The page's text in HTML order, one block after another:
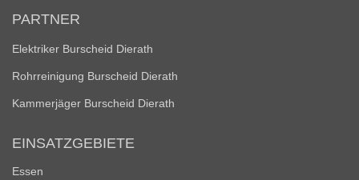
PARTNER
Elektriker Burscheid Dierath
Rohrreinigung Burscheid Dierath
Kammerjäger Burscheid Dierath
EINSATZGEBIETE
Essen